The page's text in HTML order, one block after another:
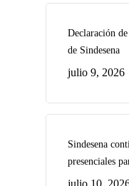
Declaración
de Sindesena
julio 9, 2026
Sindesena
presenciales
julio 10,